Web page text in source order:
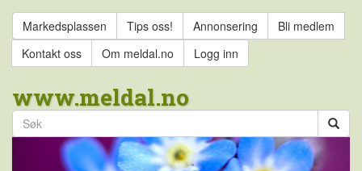
Markedsplassen Tips oss! Annonsering
Bli medlem
Kontakt oss
Om meldal.no Logg inn
www.meldal.no